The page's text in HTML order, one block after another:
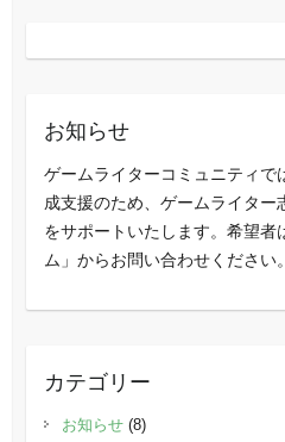
お知らせ
ゲームライターコミュニティで
成支援のため、ゲームライター
をサポートいたします。希望者
ム」からお問い合わせください。
カテゴリー
お知らせ(8)